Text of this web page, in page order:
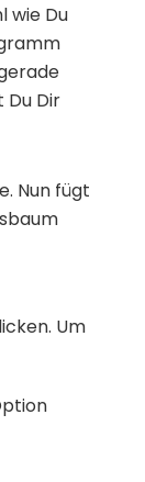
wie Du
Du Dir
Nun fügt
Um